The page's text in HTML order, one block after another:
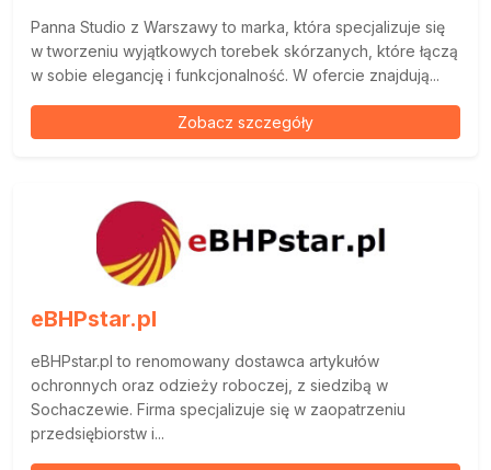
Panna Studio z Warszawy to marka, która specjalizuje się
w tworzeniu wyjątkowych torebek skórzanych, które łączą
w sobie elegancję i funkcjonalność. W ofercie znajdują...
Zobacz szczegóły
eBHPstar.pl
eBHPstar.pl to renomowany dostawca artykułów
ochronnych oraz odzieży roboczej, z siedzibą w
Sochaczewie. Firma specjalizuje się w zaopatrzeniu
przedsiębiorstw i...